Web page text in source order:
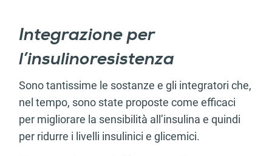
Integrazione per
l’insulinoresistenza
Sono tantissime le sostanze e gli integratori che,
nel tempo, sono state proposte come efficaci
per migliorare la sensibilità all’insulina e quindi
per ridurre i livelli insulinici e glicemici.